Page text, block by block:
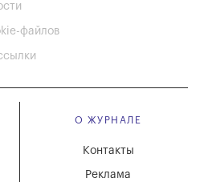
файлов
О ЖУРНАЛЕ
Реклама
Контакты